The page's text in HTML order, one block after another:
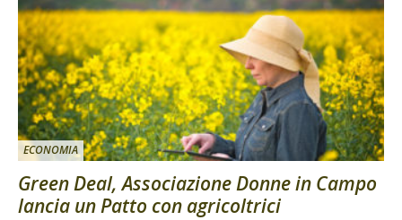
ECONOMIA
Green Deal, Associazione Donne in Campo
lancia un Patto con agricoltrici